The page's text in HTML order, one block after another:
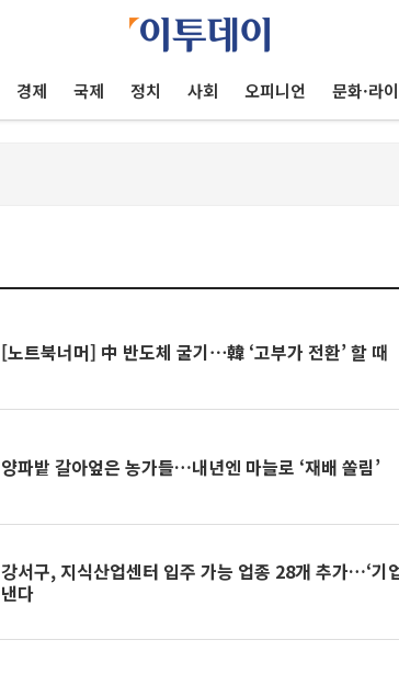
경제 국제 정치 사회 오피니언 문화·라
[노트북너머] 中 반도체 굴기⋯韓 ‘고부가 전환’ 할 때
양파밭 갈아엎은 농가들…내년엔 마늘로 ‘재배 쏠림’
강서구, 지식산업센터 입주 가능 업종 28개 추가…‘기
낸다